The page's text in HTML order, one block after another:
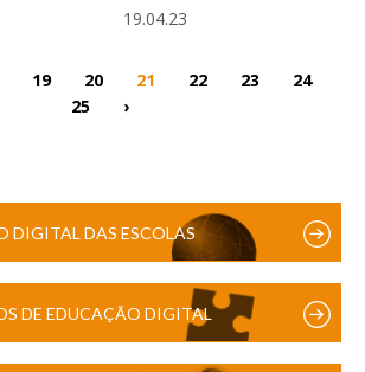
19.04.23
19 20 21 22 23
24
25
›
DIGITAL DAS ESCOLAS
DE EDUCAÇÃO DIGITAL